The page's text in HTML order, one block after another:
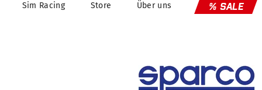
Sim Racing Store Über uns % SALE